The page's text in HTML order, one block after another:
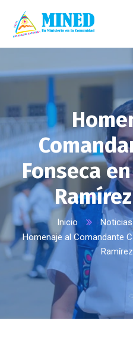
Fonseca
Inicio Noticias
Homenaje al Comandante